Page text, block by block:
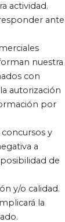
actividad.
ante
nuestra
con
autorización
por
y
a
de
y/o calidad.
la